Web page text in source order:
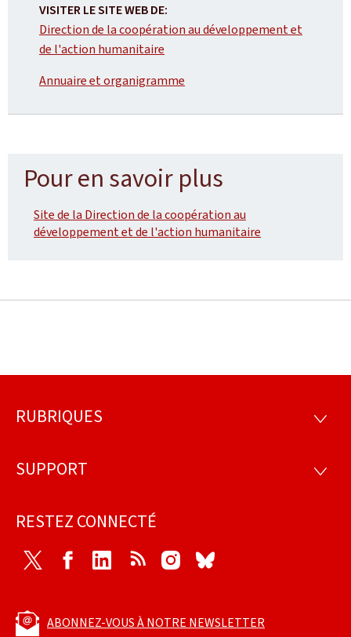
VISITER LE SITE WEB DE:
Direction de la coopération au développement et
de l'action humanitaire
Annuaire et organigramme
Pour en savoir plus
Site de la Direction de la coopération au
développement et de l'action humanitaire
Pied
page
RUBRIQUES
SUPPORT
RESTEZ CONNECTÉ
Twitter FacebookLinkedIn RSS Instagram
ABONNEZ-VOUS À NOTRE NEWSLETTER